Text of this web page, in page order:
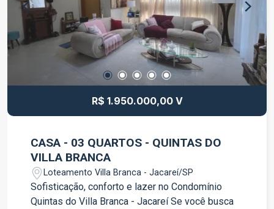
para o seu negócio.
R$ 1.950.000,00 V
CASA - 03 QUARTOS - QUINTAS DO
VILLA BRANCA
Loteamento Villa Branca - Jacareí/SP
Sofisticação, conforto e lazer no Condomínio
Quintas do Villa Branca - Jacareí Se você busca